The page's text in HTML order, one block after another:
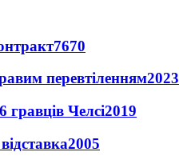
7670
перевтіленням2023
гравців Челсі2019
2005